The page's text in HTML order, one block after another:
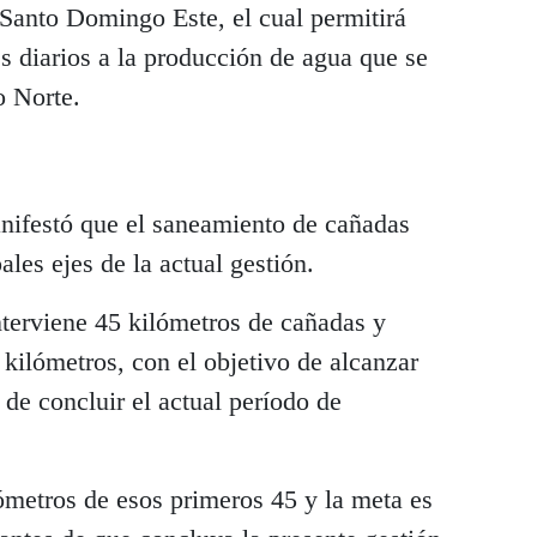
Domingo Este, el cual permitirá
diarios a la producción de agua que se
Norte.
que el saneamiento de cañadas
ejes de la actual gestión.
45 kilómetros de cañadas y
con el objetivo de alcanzar
concluir el actual período de
de esos primeros 45 y la meta es